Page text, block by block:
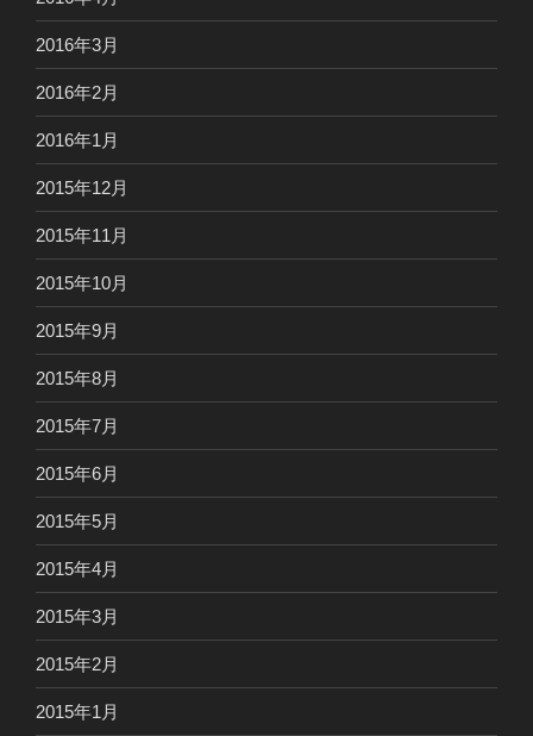
2016年3月
2016年2月
2016年1月
2015年12月
2015年11月
2015年10月
2015年9月
2015年8月
2015年7月
2015年6月
2015年5月
2015年4月
2015年3月
2015年2月
2015年1月